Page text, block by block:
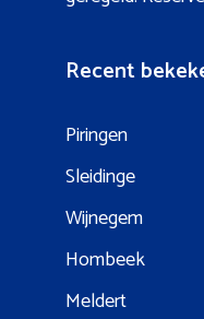
Recent
Piringen
Sleidinge
Wijnegem
Hombeek
Meldert